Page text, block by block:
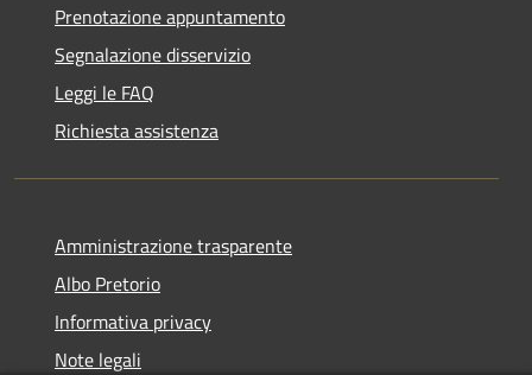
Prenotazione appuntamento
Segnalazione disservizio
Leggi le FAQ
Richiesta assistenza
Amministrazione trasparente
Albo Pretorio
Informativa privacy
Note legali